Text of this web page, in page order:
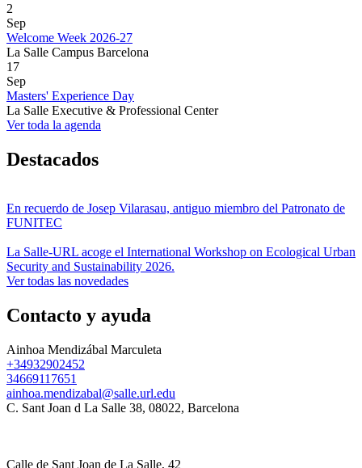
2
Sep
Welcome Week 2026-27
La Salle Campus Barcelona
17
Sep
Masters' Experience Day
La Salle Executive & Professional Center
Ver toda la agenda
Destacados
En recuerdo de Josep Vilarasau, antiguo miembro del Patronato de
FUNITEC
La Salle-URL acoge el International Workshop on Ecological Urban
Security and Sustainability 2026.
Ver todas las novedades
Contacto y ayuda
Ainhoa Mendizábal Marculeta
+34932902452
34669117651
ainhoa.mendizabal@salle.url.edu
C. Sant Joan d La Salle 38, 08022, Barcelona
Calle de Sant Joan de La Salle, 42